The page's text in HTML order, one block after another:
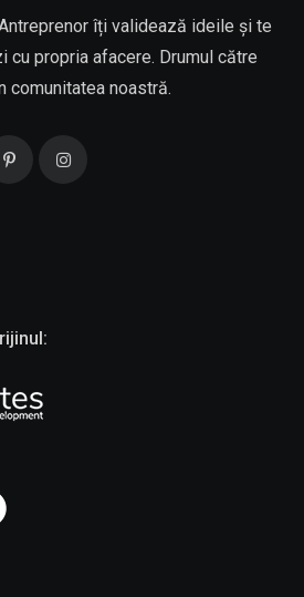
îți validează ideile și te
cu propria afacere. Drumul către
comunitatea noastră.